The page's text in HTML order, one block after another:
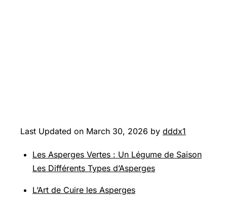
Last Updated on March 30, 2026 by dddx1
Les Asperges Vertes : Un Légume de Saison
Les Différents Types d’Asperges
L’Art de Cuire les Asperges